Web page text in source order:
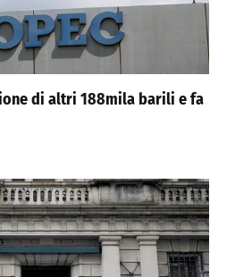
di altri 188mila barili e fa